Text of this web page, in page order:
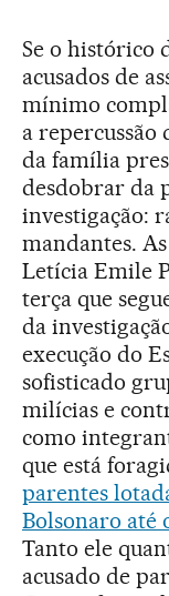
Se o histórico
acusados de
mínimo
a repercussão
da família
desdobrar da
investigação:
mandantes.
Letícia Emile
terça que
da
execução do
sofisticado
milícias e
como
que está
parentes
Bolsonaro até
Tanto ele
acusado de